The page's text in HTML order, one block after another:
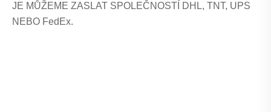
JE MŮŽEME ZASLAT SPOLEČNOSTÍ DHL, TNT, UPS
NEBO FedEx.